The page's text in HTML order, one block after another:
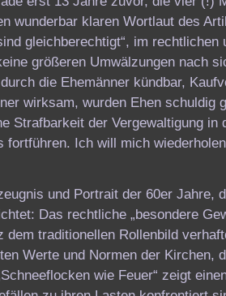
wunderbar klaren Wortlaut des
gleichberechtigt“, im rechtlichen
größeren Umwälzungen nach
die Ehemänner kündbar,
wirksam, wurden Ehen schuldig
Strafbarkeit der Vergewaltigung in
Ich will mich
und Portrait der 60er Jahre,
Das rechtliche „besondere
traditionellen Rollenbild
Werte und Normen der Kirchen,
wie Feuer“ zeigt